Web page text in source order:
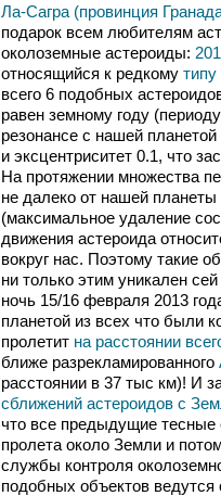
Ла-Сагра (провинция
подарок всем любителям
околоземные астероиды:
относящийся к редкому типу
всего 6 подобных
равен земному году
резонансе с нашей
и эксцентриситет 0.1, что
На протяжении множества
не далеко от нашей
(максимальное удаление
движения астероида
вокруг нас. Поэтому такие
ни только этим уникален
ночь 15/16 февраля 2013
планетой из всех что были
пролетит на расстоянии
ближе разрекламированного
расстоянии в 37 тыс км)! И
сближений астероидов с
что все предыдущие
пролета около Земли и
службы контроля
подобных объектов